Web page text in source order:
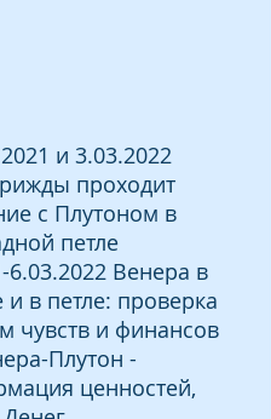
и 3.03.2022
проходит
с Плутоном в
петле
6.03.2022 Венера в
и в петле: проверка
чувств и финансов
Плутон -
ценностей,